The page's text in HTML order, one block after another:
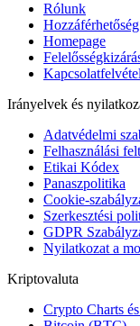
Rólunk
Hozzáférhetőség
Homepage
Kapcsolatfelvétel
Irányelvek és
Adatvédelmi
Felhasználási
Etikai Kódex
Panaszpolitika
Cookie-
Szerkesztési
GDPR
Nyilatkozat a
Kriptovaluta
Crypto Charts